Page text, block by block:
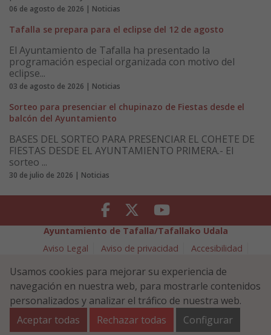
06 de agosto de 2026 | Noticias
Tafalla se prepara para el eclipse del 12 de agosto
El Ayuntamiento de Tafalla ha presentado la
programación especial organizada con motivo del
eclipse...
03 de agosto de 2026 | Noticias
Sorteo para presenciar el chupinazo de Fiestas desde el
balcón del Ayuntamiento
BASES DEL SORTEO PARA PRESENCIAR EL COHETE DE
FIESTAS DESDE EL AYUNTAMIENTO PRIMERA.- El
sorteo ...
30 de julio de 2026 | Noticias
Facebook Twitter Youtube
Ayuntamiento de Tafalla/Tafallako Udala
Aviso Legal
Aviso de privacidad
Accesibilidad
Política de Seguridad de la Información
Plaza Navarra 5 - 31300 Tafalla (NAVARRA)
948 70 18 11
ayuntamiento@tafalla.es
Usamos cookies para mejorar su experiencia de
navegación en nuestra web, para mostrarle contenidos
personalizados y analizar el tráfico de nuestra web.
Aceptar todas
Rechazar todas Configurar